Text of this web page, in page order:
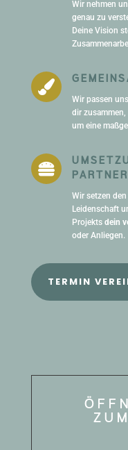
Wir nehmen
genau zu
Deine Vision

Wir passen
dir zusammen,
um eine

Wir setzen
Leidenschaft
Projekts dein
oder Anliegen.
TERMIN